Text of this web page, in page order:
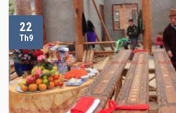
22
Th9